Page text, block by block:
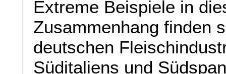
Extreme Beispiele in
Zusammenhang finden
deutschen
Süditaliens und